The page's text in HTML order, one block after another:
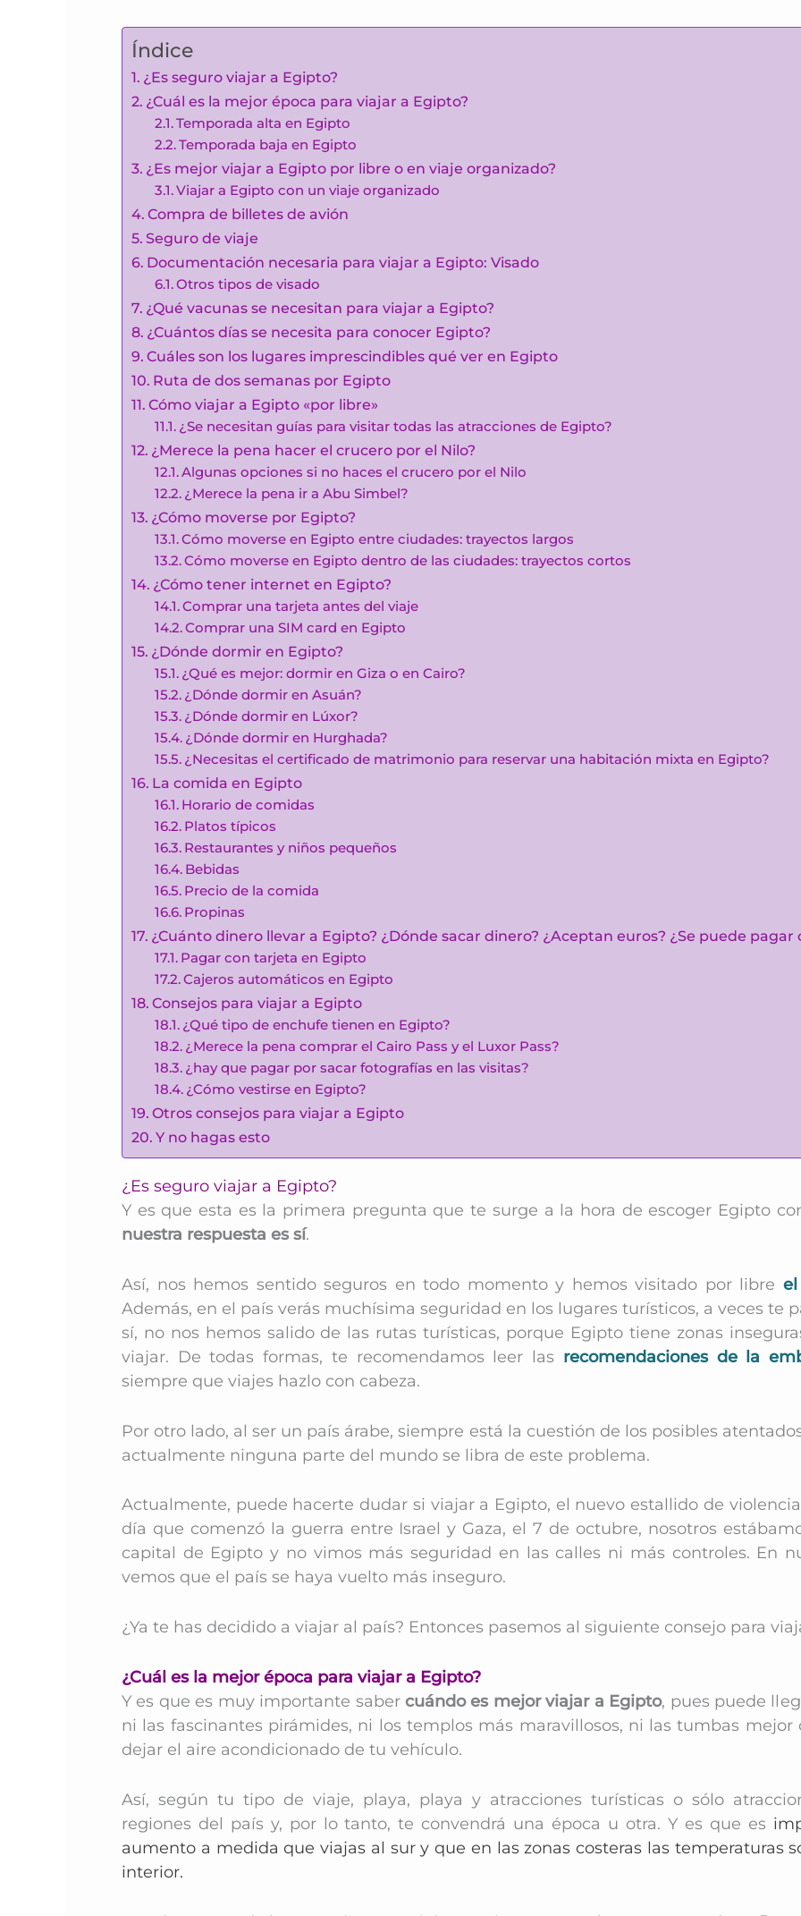
Índice
¿Es seguro viajar a Egipto?
¿Cuál es la mejor época para viajar a Egipto?
Temporada alta en Egipto
Temporada baja en Egipto
¿Es mejor viajar a Egipto por libre o en viaje organizado?
Viajar a Egipto con un viaje organizado
Compra de billetes de avión
Seguro de viaje
Documentación necesaria para viajar a Egipto: Visado
Otros tipos de visado
¿Qué vacunas se necesitan para viajar a Egipto?
¿Cuántos días se necesita para conocer Egipto?
Cuáles son los lugares imprescindibles qué ver en Egipto
Ruta de dos semanas por Egipto
Cómo viajar a Egipto «por libre»
¿Se necesitan guías para visitar todas las atracciones de Egipto?
¿Merece la pena hacer el crucero por el Nilo?
Algunas opciones si no haces el crucero por el Nilo
¿Merece la pena ir a Abu Simbel?
¿Cómo moverse por Egipto?
Cómo moverse en Egipto entre ciudades: trayectos largos
Cómo moverse en Egipto dentro de las ciudades: trayectos cortos
¿Cómo tener internet en Egipto?
Comprar una tarjeta antes del viaje
Comprar una SIM card en Egipto
¿Dónde dormir en Egipto?
¿Qué es mejor: dormir en Giza o en Cairo?
¿Dónde dormir en Asuán?
¿Dónde dormir en Lúxor?
¿Dónde dormir en Hurghada?
¿Necesitas el certificado de matrimonio para reservar una habitación mixta en Egipto?
La comida en Egipto
Horario de comidas
Platos típicos
Restaurantes y niños pequeños
Bebidas
Precio de la comida
Propinas
¿Cuánto dinero llevar a Egipto? ¿Dónde sacar dinero? ¿Aceptan euros? ¿Se puede pagar
Pagar con tarjeta en Egipto
Cajeros automáticos en Egipto
Consejos para viajar a Egipto
¿Qué tipo de enchufe tienen en Egipto?
¿Merece la pena comprar el Cairo Pass y el Luxor Pass?
¿hay que pagar por sacar fotografías en las visitas?
¿Cómo vestirse en Egipto?
Otros consejos para viajar a Egipto
Y no hagas esto
¿Es seguro viajar a Egipto?
Y es que esta es la primera pregunta que te surge a la hora de escoger Egipto
nuestra respuesta es sí.
Así, nos hemos sentido seguros en todo momento y hemos visitado por libre el
Además, en el país verás muchísima seguridad en los lugares turísticos, a veces te
sí, no nos hemos salido de las rutas turísticas, porque Egipto tiene zonas
viajar. De todas formas, te recomendamos leer las recomendaciones de la
siempre que viajes hazlo con cabeza.
Por otro lado, al ser un país árabe, siempre está la cuestión de los posibles
actualmente ninguna parte del mundo se libra de este problema.
Actualmente, puede hacerte dudar si viajar a Egipto, el nuevo estallido de
día que comenzó la guerra entre Israel y Gaza, el 7 de octubre, nosotros
capital de Egipto y no vimos más seguridad en las calles ni más controles. En
vemos que el país se haya vuelto más inseguro.
¿Ya te has decidido a viajar al país? Entonces pasemos al siguiente consejo para
¿Cuál es la mejor época para viajar a Egipto?
Y es que es muy importante sabercuándo es mejor viajar a Egipto, pues puede
ni las fascinantes pirámides, ni los templos más maravillosos, ni las tumbas mejor
dejar el aire acondicionado de tu vehículo.
Así, según tu tipo de viaje, playa, playa y atracciones turísticas o sólo
regiones del país y, por lo tanto, te convendrá una época u otra. Y es que es
aumento a medida que viajas al sur y que en las zonas costeras las temperaturas
interior.